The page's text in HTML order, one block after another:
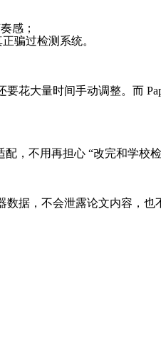
感；
骗过检测系统。
花大量时间手动调整。而
，不用再担心 “改完和学校
据，不会泄露论文内容，